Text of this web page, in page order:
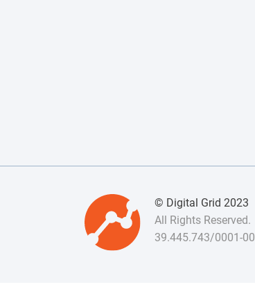
© Digital Grid 2023
All Rights Reserved.
39.445.743/0001-00